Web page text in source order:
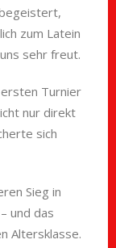
zum Latein
sehr freut.
Turnier
nur direkt
sich
Sieg in
und das
Altersklasse.